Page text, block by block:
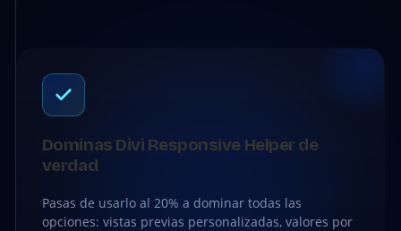
Dominas Divi Responsive Helper de
verdad
Pasas de usarlo al 20% a dominar todas las
opciones: vistas previas personalizadas, valores por